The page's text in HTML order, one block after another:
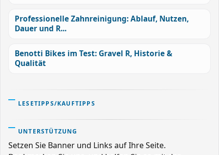
Professionelle Zahnreinigung: Ablauf, Nutzen,
Dauer und R...
Benotti Bikes im Test: Gravel R, Historie &
Qualität
LESETIPPS/KAUFTIPPS
UNTERSTÜTZUNG
Setzen Sie Banner und Links auf Ihre Seite.